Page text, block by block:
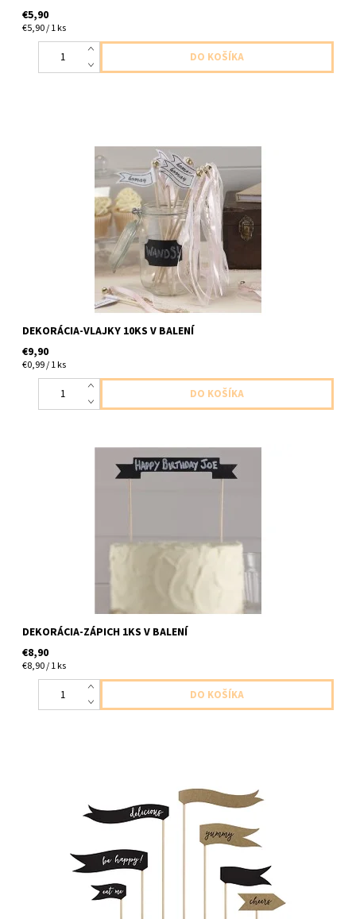
€5,90
€5,90 / 1 ks
paličky so stuzkami a zvoncekami na mavanie svadobacnom, na
dokoraciu, na pripitok,na narodeniny rozne vyuzitie 10ks v balení
DEKORÁCIA-VLAJKY 10KS V BALENÍ
€9,90
€0,99 / 1 ks
zapich moznost napisat tex aky chcete balenie obsahuje kriedu
na pisanie 1ks v baleni velkost 17x3cm
DEKORÁCIA-ZÁPICH 1KS V BALENÍ
€8,90
€8,90 / 1 ks
papierove zapichy do kolacov atd 7ks v balení výška od 8 cm do